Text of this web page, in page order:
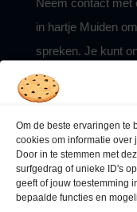
Om de beste ervaringen te
cookies om informatie over
Door in te stemmen met
surfgedrag of unieke ID's
geeft of jouw toestemming
bepaalde functies en
Neem contact
in hartje Muiden
spreken. Je kunt
vragen, we zullen
ernaar uit om je te